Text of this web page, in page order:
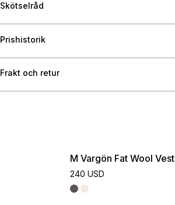
Skötselråd
Prishistorik
Frakt och retur
M Vargön Fat Wool Vest
240 USD